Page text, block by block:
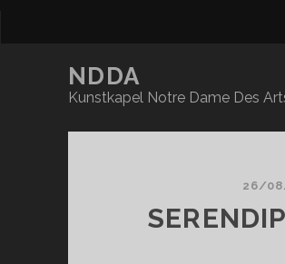
NDDA
Kunstkapel Notre Dame Des
26/